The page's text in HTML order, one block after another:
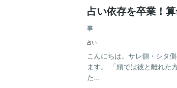
占い依存を卒業！
事
占い
こんにちは。サレ側・シタ
ます。 「頭では彼と離れた
た...